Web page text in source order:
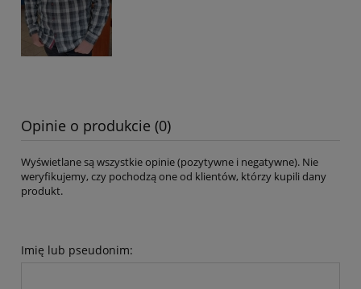
Opinie o produkcie (0)
Wyświetlane są wszystkie opinie (pozytywne i negatywne). Nie
weryfikujemy, czy pochodzą one od klientów, którzy kupili dany
produkt.
Imię lub pseudonim: